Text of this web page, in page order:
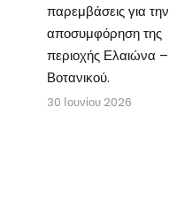
παρεμβάσεις για την
αποσυμφόρηση της
περιοχής Ελαιώνα –
Βοτανικού.
30 Ιουνίου 2026